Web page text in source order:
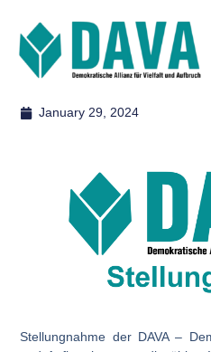
January 29, 2024
Stellungnahme der DAVA –